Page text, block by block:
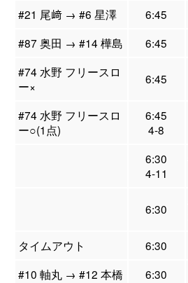
#21 尾﨑 → #6 星澤
6:45
#87 奥田 → #14 樺島
6:45
#74 水野 フリースロ
ー×
6:45
#74 水野 フリースロ
ー○(1点)
6:45
4-8
6:30
4-11
6:30
タイムアウト
6:30
#10 軸丸 → #12 本橋
6:30